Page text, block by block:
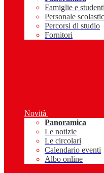
Famiglie e studenti
Personale
Percorsi di studio
Fornitori
Novità
Panoramica
Le notizie
Le circolari
Calendario eventi
Albo online